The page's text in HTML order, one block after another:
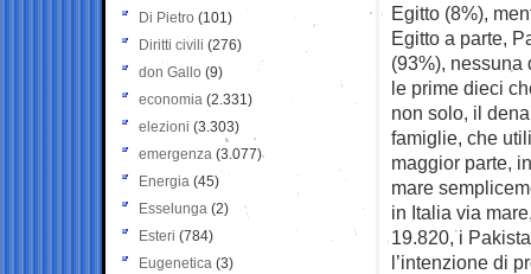
Egitto (8%),
Egitto a parte,
(93%),
le prime dieci
non solo, il
famiglie, che
maggior parte,
mare
in Italia via
19.820, i
l’intenzione di
Di Pietro (101)
Diritti civili (276)
don Gallo (9)
economia (2.331)
elezioni (3.303)
emergenza (3.077)
Energia (45)
Esselunga (2)
Esteri (784)
Eugenetica (3)